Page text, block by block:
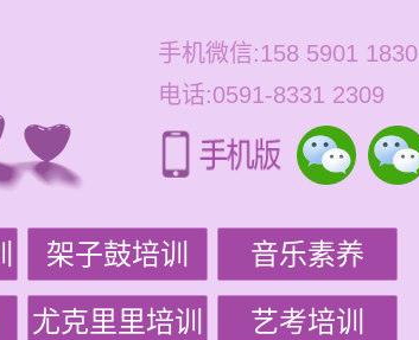
手机微信:158 5901 1830
电话:0591-8331 2309
架子鼓培训 音乐素养
尤克里里培训 艺考培训